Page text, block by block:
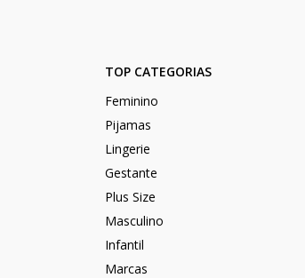
TOP CATEGORIAS
Feminino
Pijamas
Lingerie
Gestante
Plus Size
Masculino
Infantil
Marcas